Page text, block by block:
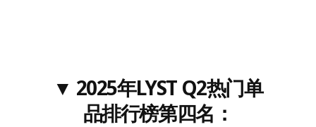
▼ 2025年LYST Q2热门单
品排行榜第四名 ：